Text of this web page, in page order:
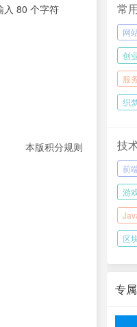
入 80 个字符
本版积分规则
常
网
创
服
织
技
前
游
区
专